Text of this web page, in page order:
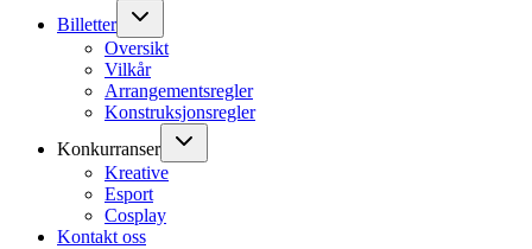
Billetter
Oversikt
Vilkår
Arrangementsregler
Konstruksjonsregler
Konkurranser
Kreative
Esport
Cosplay
Kontakt oss